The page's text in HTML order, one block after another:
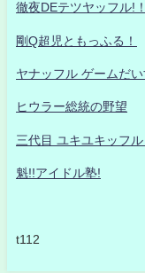
徹夜DEテツヤッフル!
剛Q超児ともっふる！
ヤナッフル ゲームだ
ヒウラー総統の野望
三代目 ユキユキッフ
魁!!アイドル塾!
t112